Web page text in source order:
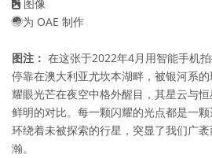
图像
为 OAE 制作
图注： 在这张于2022年4月用智能手机
停靠在澳大利亚尤坎本湖畔，被银河系
耀眼光芒在夜空中格外醒目，其星云与
鲜明的对比。每一颗闪耀的光点都是一
环绕着未被探索的行星，突显了我们广
瀚。